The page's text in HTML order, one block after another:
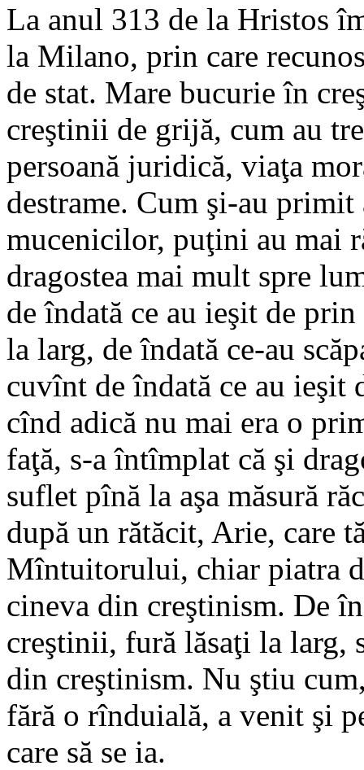
La anul 313 de la Hristos
la Milano, prin care
de stat. Mare bucurie în
creştinii de grijă, cum au
persoană juridică, viaţa
destrame. Cum şi-au
mucenicilor, puţini au mai
dragostea mai mult spre
de îndată ce au ieşit de
la larg, de îndată ce-au
cuvînt de îndată ce au
cînd adică nu mai era o
faţă, s-a întîmplat că şi
suflet pînă la aşa măsură
după un rătăcit, Arie, care
Mîntuitorului, chiar piatra
cineva din creştinism. De
creştinii, fură lăsaţi la larg,
din creştinism. Nu ştiu
fără o rînduială, a venit şi
care să se ia.